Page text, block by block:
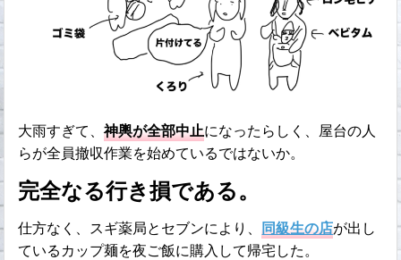
大雨すぎて、神輿が全部中止になったらしく、屋台の人
らが全員撤収作業を始めているではないか。
完全なる行き損である。
仕方なく、スギ薬局とセブンにより、同級生の店が出し
ているカップ麺を夜ご飯に購入して帰宅した。